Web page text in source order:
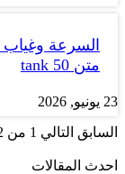
السرعة
متن tank 50
23 يونيو, 2026
السابق التالي 1 من 532
احدث المقالات